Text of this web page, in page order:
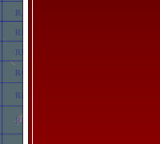
RE
RF
RG
RH
RI
RJ